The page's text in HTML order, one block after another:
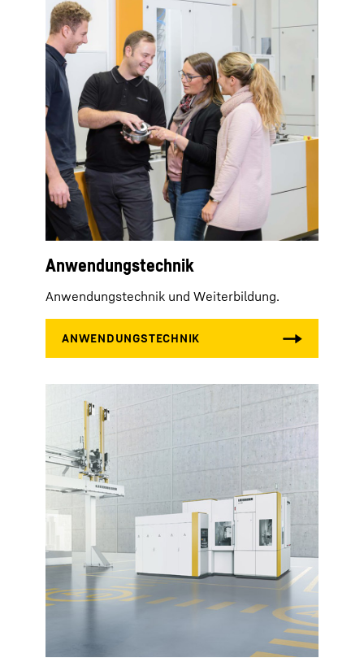
Anwendungstechnik
Anwendungstechnik und Weiterbildung.